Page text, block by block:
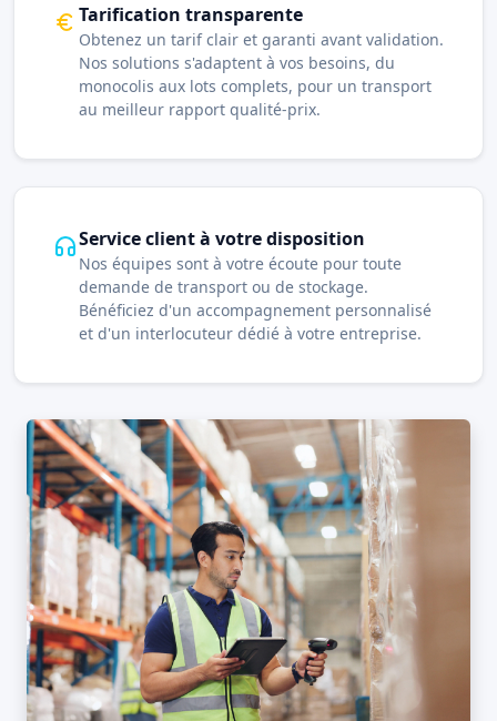
Tarification transparente
Obtenez un tarif clair et garanti avant validation.
Nos solutions s'adaptent à vos besoins, du
monocolis aux lots complets, pour un transport
au meilleur rapport qualité-prix.
Service client à votre disposition
Nos équipes sont à votre écoute pour toute
demande de transport ou de stockage.
Bénéficiez d'un accompagnement personnalisé
et d'un interlocuteur dédié à votre entreprise.